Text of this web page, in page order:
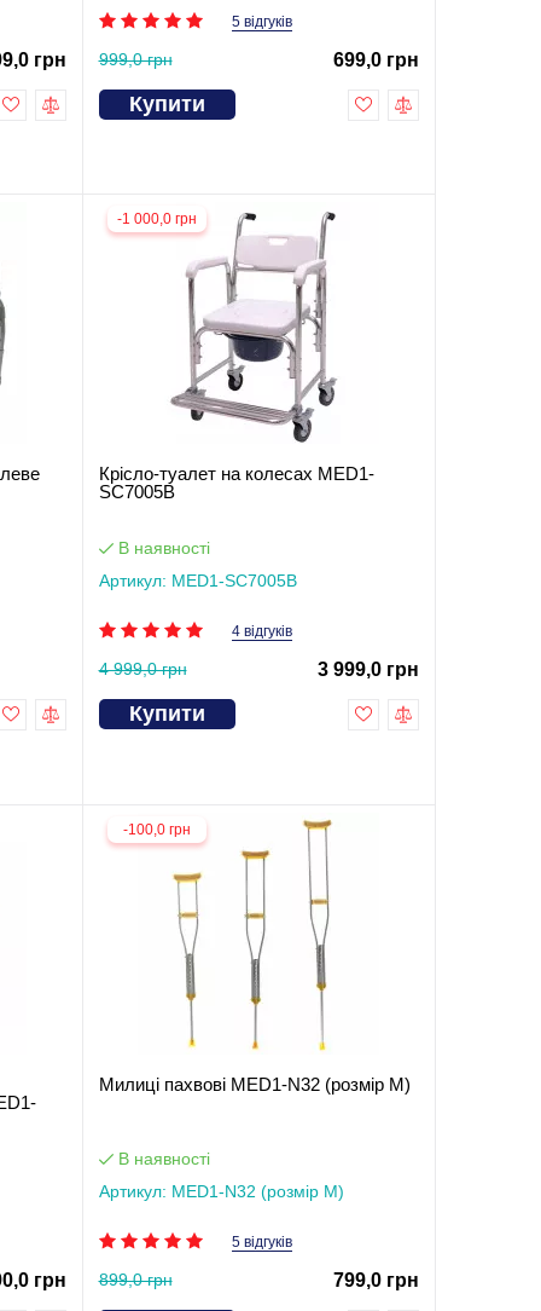
грн
5 відгуків
999,0 грн 699,0 грн
Купити
-1 000,0 грн
Крісло-туалет на колесах MED1-
SC7005B
В наявності
Артикул: MED1-SC7005B
4 відгуків
4 999,0 грн 3 999,0 грн
Купити
грн
-100,0 грн
Милиці пахвові MED1-N32 (розмір M)
В наявності
Артикул: MED1-N32 (розмір M)
5 відгуків
899,0 грн 799,0 грн